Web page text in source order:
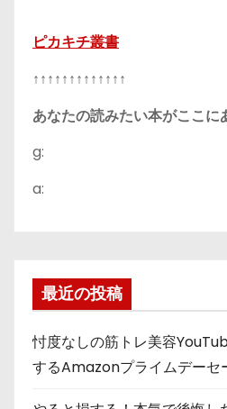
ピカキチ叢書
↑↑↑↑↑↑↑↑↑↑↑↑↑
あなたの読みたい本がここに
g:
a:
最近の投稿
忖度なしの筋トレ美容
するAmazonプライムデーセ